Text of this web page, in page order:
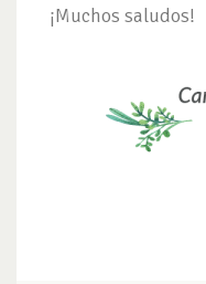
¡Muchos saludos!